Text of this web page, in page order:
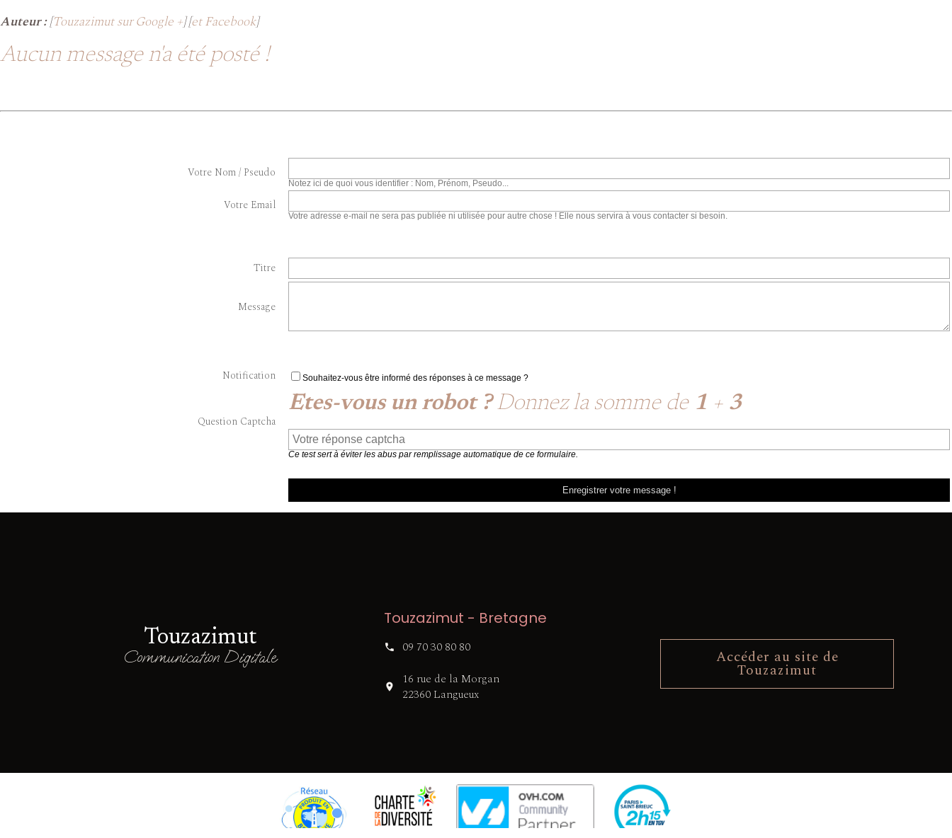
Auteur :[Touzazimut sur Google +] [et Facebook]
Aucun message n'a été posté !
Votre Nom / Pseudo
Notez ici de quoi vous identifier : Nom, Prénom, Pseudo...
Votre Email
Votre adresse e-mail ne sera pas publiée ni utilisée pour autre chose ! Elle nous servira à vous contacter si besoin.
Titre
Message
Notification Souhaitez-vous être informé des réponses à ce message ?
Question Captcha
Etes-vous un robot ?Donnez la somme de 1 + 3
Ce test sert à éviter les abus par remplissage automatique de ce formulaire.
Touzazimut
Communication Digitale
Touzazimut - Bretagne
09 70 30 80 80
16 rue de la Morgan
22360 Langueux
Accéder au site de
Touzazimut